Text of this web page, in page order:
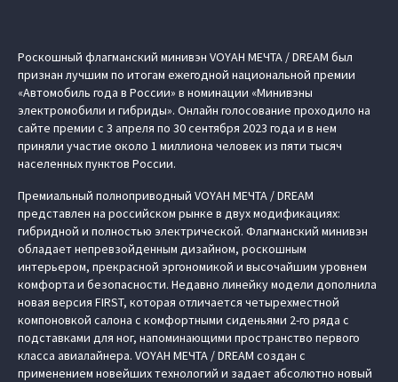
Роскошный флагманский минивэн VOYAH МЕЧТА / DREAM был
признан лучшим по итогам ежегодной национальной премии
«Автомобиль года в России» в номинации «Минивэны
электромобили и гибриды». Онлайн голосование проходило на
сайте премии с 3 апреля по 30 сентября 2023 года и в нем
приняли участие около 1 миллиона человек из пяти тысяч
населенных пунктов России.
Премиальный полноприводный VOYAH МЕЧТА / DREAM
представлен на российском рынке в двух модификациях:
гибридной и полностью электрической. Флагманский минивэн
обладает непревзойденным дизайном, роскошным
интерьером, прекрасной эргономикой и высочайшим уровнем
комфорта и безопасности. Недавно линейку модели дополнила
новая версия FIRST, которая отличается четырехместной
компоновкой салона с комфортными сиденьями 2-го ряда с
подставками для ног, напоминающими пространство первого
класса авиалайнера. VOYAH МЕЧТА / DREAM создан с
применением новейших технологий и задает абсолютно новый